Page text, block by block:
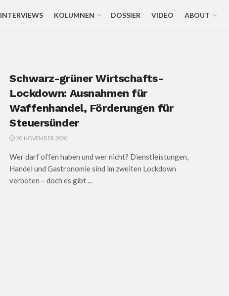
INTERVIEWS KOLUMNEN DOSSIER VIDEO ABOUT
Schwarz-grüner Wirtschafts-
Lockdown: Ausnahmen für
Waffenhandel, Förderungen für
Steuersünder
20. NOVEMBER 2020
Wer darf offen haben und wer nicht? Dienstleistungen,
Handel und Gastronomie sind im zweiten Lockdown
verboten – doch es gibt ...